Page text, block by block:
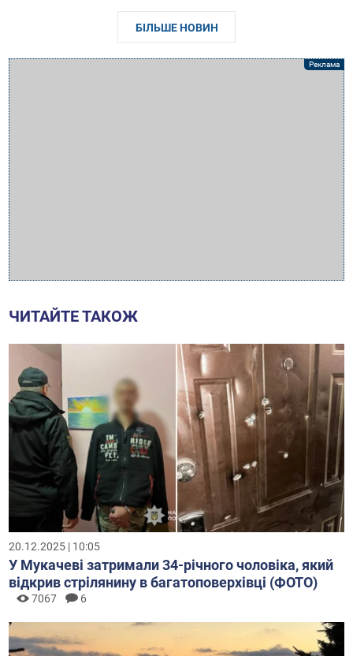
БІЛЬШЕ НОВИН
ЧИТАЙТЕ ТАКОЖ
20.12.2025 | 10:05
У Мукачеві затримали 34-річного чоловіка, який
відкрив стрілянину в багатоповерхівці (ФОТО)
7067 6